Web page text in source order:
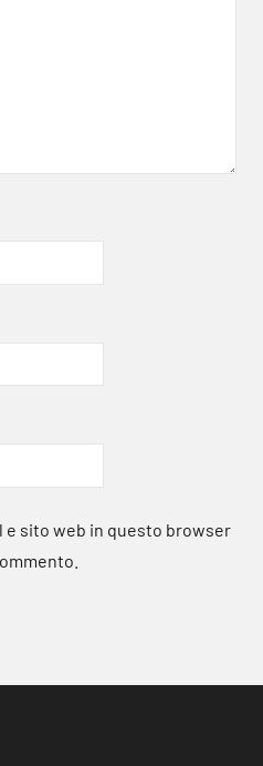
e sito web in questo browser